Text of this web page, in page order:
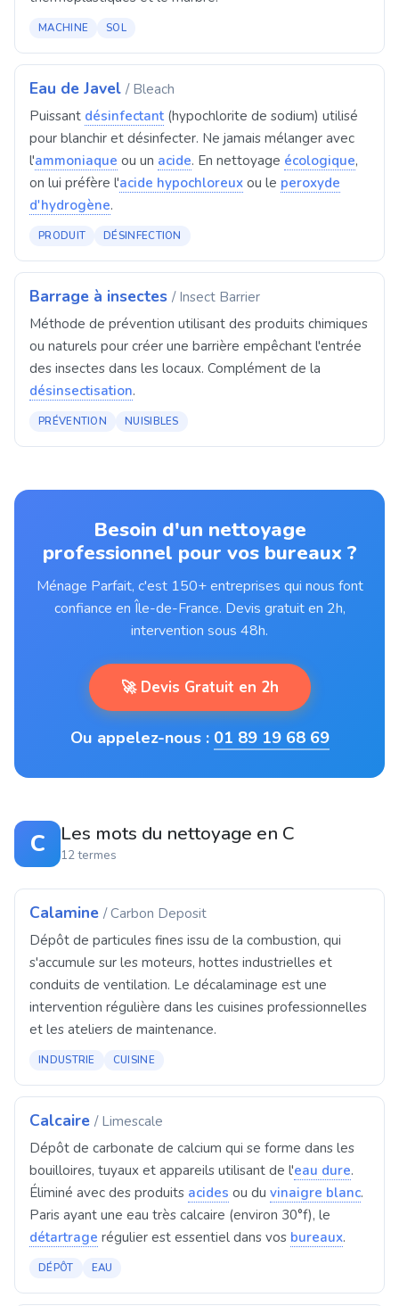
MACHINE SOL
Eau de Javel / Bleach
Puissant désinfectant (hypochlorite de sodium) utilisé
pour blanchir et désinfecter. Ne jamais mélanger avec
l'ammoniaque ou un acide. En nettoyage écologique,
on lui préfère l'acide hypochloreux ou le peroxyde
d'hydrogène.
PRODUIT DÉSINFECTION
Barrage à insectes / Insect Barrier
Méthode de prévention utilisant des produits chimiques
ou naturels pour créer une barrière empêchant l'entrée
des insectes dans les locaux. Complément de la
désinsectisation.
PRÉVENTION NUISIBLES
Besoin d'un nettoyage
professionnel pour vos bureaux ?
Ménage Parfait, c'est 150+ entreprises qui nous font
confiance en Île-de-France. Devis gratuit en 2h,
intervention sous 48h.
🚀 Devis Gratuit en 2h
Ou appelez-nous : 01 89 19 68 69
C Les mots du nettoyage en C
12 termes
Calamine / Carbon Deposit
Dépôt de particules fines issu de la combustion, qui
s'accumule sur les moteurs, hottes industrielles et
conduits de ventilation. Le décalaminage est une
intervention régulière dans les cuisines professionnelles
et les ateliers de maintenance.
INDUSTRIE CUISINE
Calcaire / Limescale
Dépôt de carbonate de calcium qui se forme dans les
bouilloires, tuyaux et appareils utilisant de l'eau dure.
Éliminé avec des produits acides ou du vinaigre blanc.
Paris ayant une eau très calcaire (environ 30°f), le
détartrage régulier est essentiel dans vos bureaux.
DÉPÔT EAU